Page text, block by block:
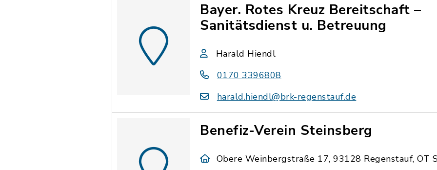
Bayer. Rotes Kreuz Bereitschaft –
Sanitätsdienst u. Betreuung
Harald Hiendl
0170 3396808
harald.hiendl@brk-regenstauf.de
Benefiz-Verein Steinsberg
Obere Weinbergstraße 17, 93128 Regenstauf, OT